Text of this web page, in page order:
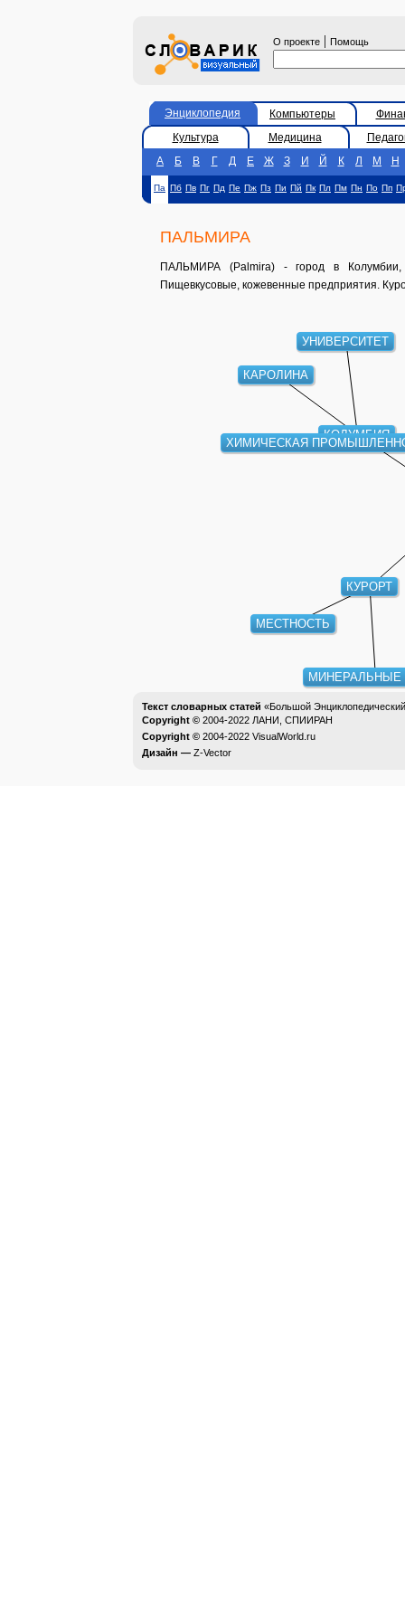
О проекте | Помощь
Энциклопедия Компьютеры
Культура
Медицина
А
Б В Г Д Е Ж З И Й К Л М Н
Па Пб Пв Пг Пд Пе Пж Пз Пи Пй Пк Пл Пм Пн По Пп
ПАЛЬМИРА
ПАЛЬМИРА (Palmira) - город в
Пищевкусовые, кожевенные предприятия.
КОЛУМБИЯ
КУРОРТ
КАРОЛИНА
ХИМИЧЕСКАЯ
УНИВЕРСИТЕТ
МЕСТНОСТЬ
Текст словарных статей «Большой
Copyright © 2004-2022 ЛАНИ, СПИИРАН
Copyright © 2004-2022 VisualWorld.ru
Дизайн — Z-Vector